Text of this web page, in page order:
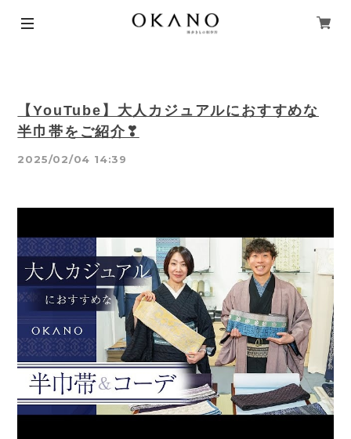
【YouTube】大人カジュアルにおすすめな
半巾帯をご紹介❣
2025/02/04 14:39